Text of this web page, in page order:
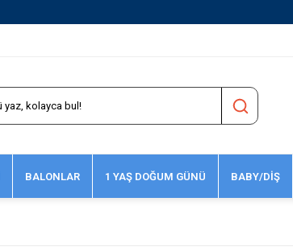
BALONLAR 1 YAŞ DOĞUM GÜNÜ BABY/DİŞ